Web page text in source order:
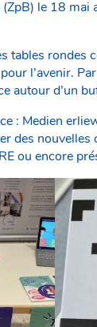
le 18 mai
tables rondes
l’avenir.
autour d’un
: Medien
des
ou encore